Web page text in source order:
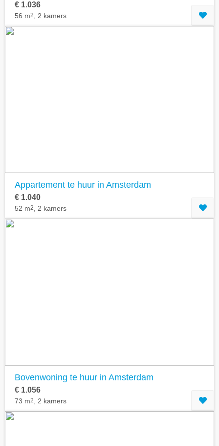
€ 1.036
56 m2 , 2 kamers
Appartement te huur in Amsterdam
€ 1.040
52 m2 , 2 kamers
Bovenwoning te huur in Amsterdam
€ 1.056
73 m2 , 2 kamers